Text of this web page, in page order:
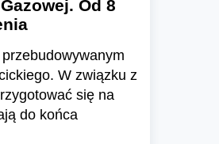
Od 8
W związku z
się na
do końca